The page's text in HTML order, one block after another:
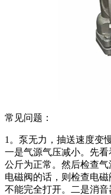
常见问题：
1。泵无力，抽送速度变
一是气源气压减小。先
公斤为正常。然后检查
电磁阀的话，则检查电
不能完全打开。二是消